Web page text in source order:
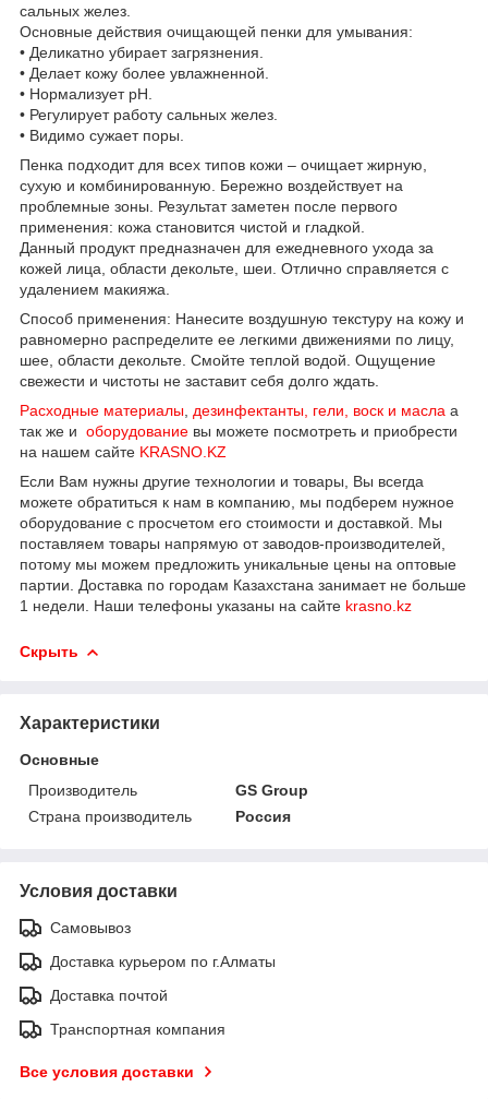
сальных желез.
Основные действия очищающей пенки для умывания:
• Деликатно убирает загрязнения.
• Делает кожу более увлажненной.
• Нормализует pH.
• Регулирует работу сальных желез.
• Видимо сужает поры.
Пенка подходит для всех типов кожи – очищает жирную,
сухую и комбинированную. Бережно воздействует на
проблемные зоны. Результат заметен после первого
применения: кожа становится чистой и гладкой.
Данный продукт предназначен для ежедневного ухода за
кожей лица, области декольте, шеи. Отлично справляется с
удалением макияжа.
Способ применения: Нанесите воздушную текстуру на кожу и
равномерно распределите ее легкими движениями по лицу,
шее, области декольте. Смойте теплой водой. Ощущение
свежести и чистоты не заставит себя долго ждать.
Расходные материалы дезинфектанты, гели, воск и масла а
так же и оборудование вы можете посмотреть и приобрести
на нашем сайте KRASNO.KZ
Если Вам нужны другие технологии и товары, Вы всегда
можете обратиться к нам в компанию, мы подберем нужное
оборудование с просчетом его стоимости и доставкой. Мы
поставляем товары напрямую от заводов-производителей,
потому мы можем предложить уникальные цены на оптовые
партии. Доставка по городам Казахстана занимает не больше
1 недели. Наши телефоны указаны на сайте krasno.kz
Скрыть
Характеристики
Основные
Производитель
GS Group
Страна производитель
Россия
Условия доставки
Самовывоз
Доставка курьером по г.Алматы
Доставка почтой
Транспортная компания
Все условия доставки